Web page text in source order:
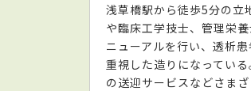
浅草橋駅から徒歩5分の立
や臨床工学技士、管理栄
ニューアルを行い、透析
重視した造りになってい
の送迎サービスなどさま